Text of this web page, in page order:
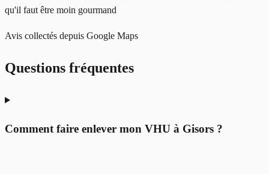
qu'il faut être moin gourmand
Avis collectés depuis Google Maps
Questions fréquentes
Comment faire enlever mon VHU à Gisors ?